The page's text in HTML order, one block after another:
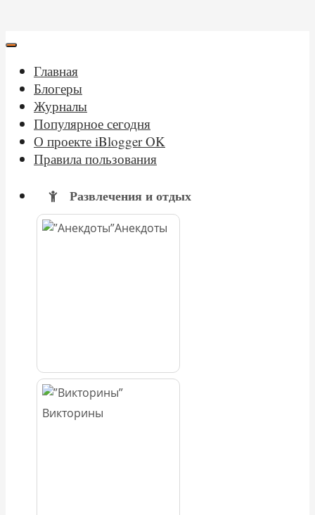
Главная
Блогеры
Журналы
Популярное сегодня
О проекте iBlogger OK
Правила пользования
Развлечения и отдых
Анекдоты
Викторины